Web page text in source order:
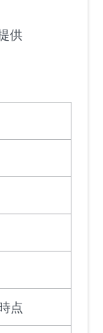
供
点